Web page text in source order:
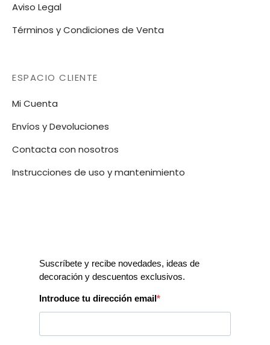
Aviso Legal
Términos y Condiciones de Venta
ESPACIO CLIENTE
Mi Cuenta
Envíos y Devoluciones
Contacta con nosotros
Instrucciones de uso y mantenimiento